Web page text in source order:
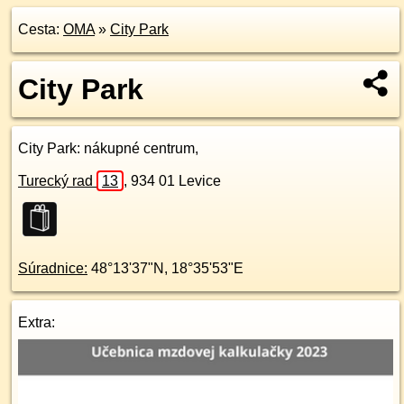
Cesta: OMA» City Park
City Park
City Park: nákupné centrum,
Turecký rad 13 , 934 01 Levice
Súradnice: 48°13'37"N , 18°35'53"E
Extra: